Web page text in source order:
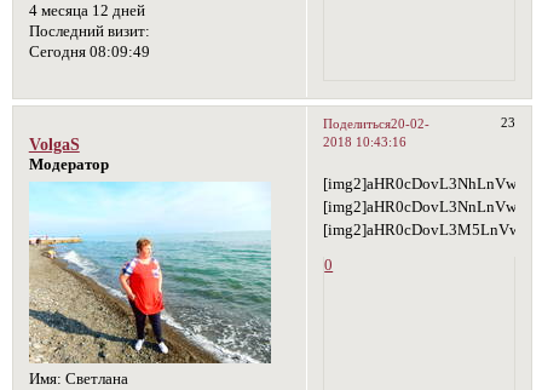
4 месяца 12 дней
Последний визит:
Сегодня 08:09:49
Поделиться 23
20-02-
2018 10:43:16
VolgaS
Модератор
Имя: Светлана
0